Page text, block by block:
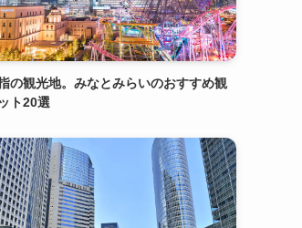
の観光地。みなとみらいのおすすめ観
ト20選